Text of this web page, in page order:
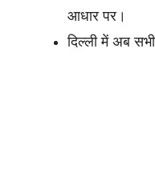
आधार पर।
दिल्ली में अब